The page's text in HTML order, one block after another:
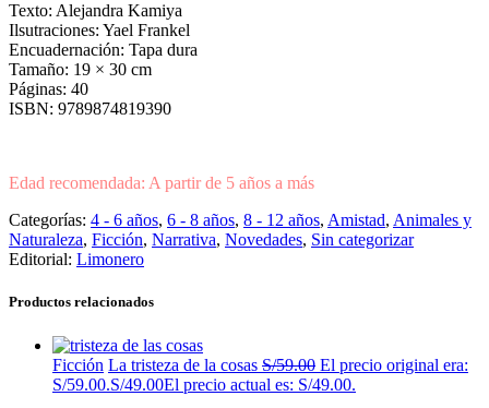
Texto: Alejandra Kamiya
Ilsutraciones: Yael Frankel
Encuadernación: Tapa dura
Tamaño: 19 × 30 cm
Páginas: 40
ISBN: 9789874819390
Edad recomendada: A partir de 5 años a más
Categorías: 4 - 6 años, 6 - 8 años, 8 - 12 años, Amistad, Animales y
Naturaleza, Ficción, Narrativa, Novedades, Sin categorizar
Editorial: Limonero
Productos relacionados
Ficción La tristeza de la cosas S/59.00 El precio original era:
S/59.00.S/49.00El precio actual es: S/49.00.